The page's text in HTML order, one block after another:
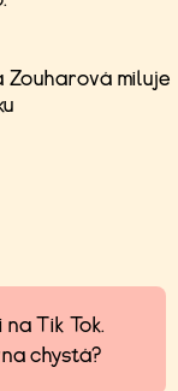
miluje
Tik Tok.
chystá?